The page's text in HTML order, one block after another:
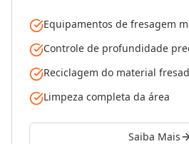
Equipamentos de fresagem
Controle de profundidade
Reciclagem do material
Limpeza completa da área
Saiba Mais